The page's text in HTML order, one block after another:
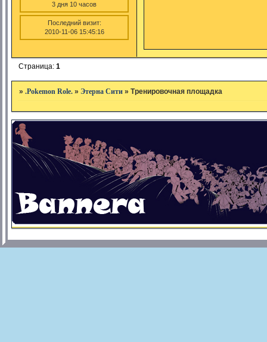
3 дня 10 часов
Последний визит:
2010-11-06 15:45:16
Страница:1
».Pokemon Role. »Этерна Сити »Тренировочная площадка